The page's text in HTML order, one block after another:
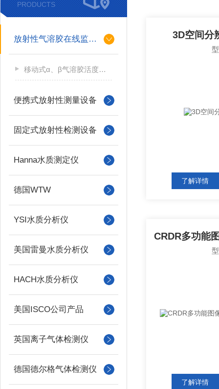
PRODUCTS
放射性气溶胶在线监测仪
移动式α、β气溶胶活度测量仪
便携式放射性测量设备
固定式放射性检测设备
Hanna水质测定仪
德国WTW
YSI水质分析仪
美国雷曼水质分析仪
HACH水质分析仪
美国ISCO公司产品
英国离子气体检测仪
德国德尔格气体检测仪
3D空间分
了解详情
了解详情